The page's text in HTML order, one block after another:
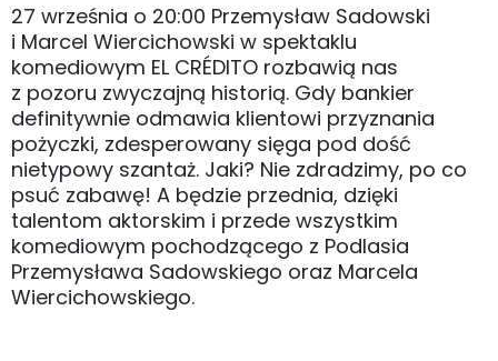
27 września o 20:00 Przemysław Sadowski
i Marcel Wiercichowski w spektaklu
komediowym EL CRÉDITO rozbawią nas
z pozoru zwyczajną historią. Gdy bankier
definitywnie odmawia klientowi przyznania
pożyczki, zdesperowany sięga pod dość
nietypowy szantaż. Jaki? Nie zdradzimy, po co
psuć zabawę! A będzie przednia, dzięki
talentom aktorskim i przede wszystkim
komediowym pochodzącego z Podlasia
Przemysława Sadowskiego oraz Marcela
Wiercichowskiego.